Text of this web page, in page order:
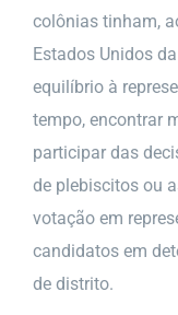
colônias tinham,
Estados Unidos
equilíbrio à
tempo, encontrar
participar das
de plebiscitos ou
votação em
candidatos em
de distrito.